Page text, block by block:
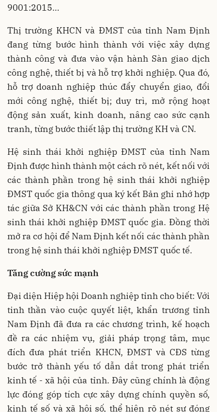
9001:2015…
Thị trường KHCN và ĐMST của tỉnh Nam Định
đang từng bước hình thành với việc xây dựng
thành công và đưa vào vận hành Sàn giao dịch
công nghệ, thiết bị và hỗ trợ khởi nghiệp. Qua đó,
hỗ trợ doanh nghiệp thúc đẩy chuyển giao, đổi
mới công nghệ, thiết bị; duy trì, mở rộng hoạt
động sản xuất, kinh doanh, nâng cao sức cạnh
tranh, từng bước thiết lập thị trường KH và CN.
Hệ sinh thái khởi nghiệp ĐMST của tỉnh Nam
Định được hình thành một cách rõ nét, kết nối với
các thành phần trong hệ sinh thái khởi nghiệp
ĐMST quốc gia thông qua ký kết Bản ghi nhớ hợp
tác giữa Sở KH&CN với các thành phần trong Hệ
sinh thái khởi nghiệp ĐMST quốc gia. Đồng thời
mở ra cơ hội để Nam Định kết nối các thành phần
trong hệ sinh thái khởi nghiệp ĐMST quốc tế.
Tăng cường sức mạnh
Đại diện Hiệp hội Doanh nghiệp tỉnh cho biết: Với
tinh thần vào cuộc quyết liệt, khẩn trương tỉnh
Nam Định đã đưa ra các chương trình, kế hoạch
đề ra các nhiệm vụ, giải pháp trọng tâm, mục
đích đưa phát triển KHCN, ĐMST và CĐS từng
bước trở thành yếu tố dẫn dắt trong phát triển
kinh tế - xã hội của tỉnh. Đây cũng chính là động
lực đóng góp tích cực xây dựng chính quyền số,
kinh tế số và xã hội số, thể hiện rõ nét sự đóng